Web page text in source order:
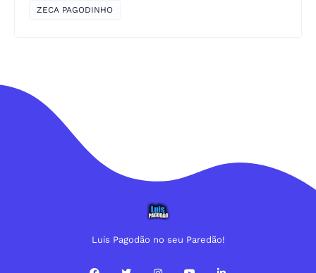
ZECA PAGODINHO
Luis Pagodão no seu Paredão!